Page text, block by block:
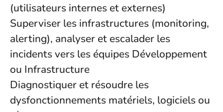
(utilisateurs internes et externes)
Superviser les infrastructures (monitoring,
alerting), analyser et escalader les
incidents vers les équipes Développement
ou Infrastructure
Diagnostiquer et résoudre les
dysfonctionnements matériels, logiciels ou